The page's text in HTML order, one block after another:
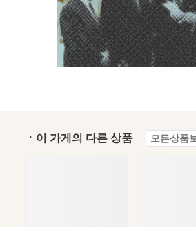
ㆍ이 가게의 다른 상품 모든상품